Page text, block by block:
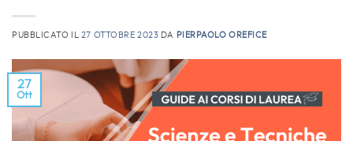
PUBBLICATO IL 27 OTTOBRE 2023 DA PIERPAOLO OREFICE
27
Ott